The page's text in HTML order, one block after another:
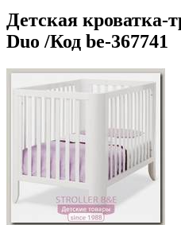
Детская кроватка-
Duo /Код be-367741